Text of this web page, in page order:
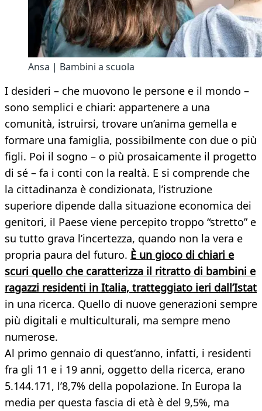
Ansa | Bambini a scuola
​I desideri – che muovono le persone e il mondo –
sono semplici e chiari: appartenere a una
comunità, istruirsi, trovare un’anima gemella e
formare una famiglia, possibilmente con due o più
figli. Poi il sogno – o più prosaicamente il progetto
di sé – fa i conti con la realtà. E si comprende che
la cittadinanza è condizionata, l’istruzione
superiore dipende dalla situazione economica dei
genitori, il Paese viene percepito troppo “stretto” e
su tutto grava l’incertezza, quando non la vera e
propria paura del futuro. È un gioco di chiari e
scuri quello che caratterizza il ritratto di bambini e
ragazzi residenti in Italia, tratteggiato ieri dall’Istat
in una ricerca. Quello di nuove generazioni sempre
più digitali e multiculturali, ma sempre meno
numerose.
Al primo gennaio di quest’anno, infatti, i residenti
fra gli 11 e i 19 anni, oggetto della ricerca, erano
5.144.171, l’8,7% della popolazione. In Europa la
media per questa fascia di età è del 9,5%, ma